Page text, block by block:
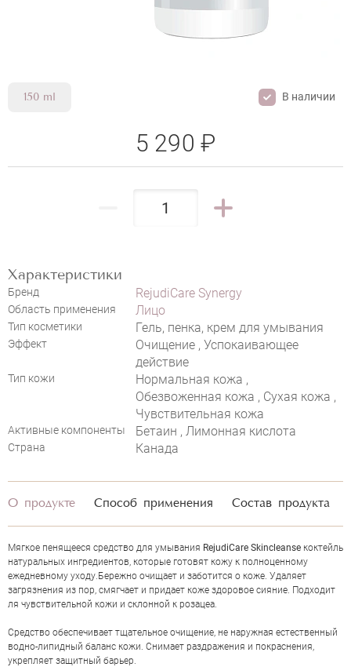
150 ml В наличии
Характеристики
Бренд RejudiCare Synergy
Область применения Лицо
Тип косметики Гель, пенка, крем для умывания
Эффект
Очищение , Успокаивающее
действие
Тип кожи
Нормальная кожа ,
Обезвоженная кожа , Сухая кожа ,
Чувствительная кожа
Активные компоненты Бетаин , Лимонная кислота
Страна Канада
5 290 ₽
О продукте Способ применения Состав продукта
Мягкое пенящееся средство для умывания RejudiCare Skincleanse коктейль
натуральных ингредиентов, которые готовят кожу к полноценному
ежедневному уходу.Бережно очищает и заботится о коже. Удаляет
загрязнения из пор, смягчает и придает коже здоровое сияние. Подходит
ля чувствительной кожи и склонной к розацеа.
Средство обеспечивает тщательное очищение, не наружная естественный
водно-липидный баланс кожи. Снимает раздражения и покраснения,
укрепляет защитный барьер.